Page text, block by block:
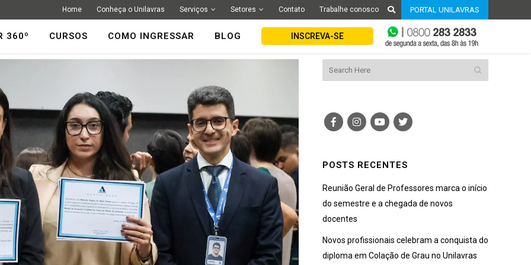
Home Conheça o Unilavras Serviços Setores Contato Trabalhe conosco PORTAL UNILAVRAS
INSCREVA-SE
360º CURSOS COMO INGRESSAR BLOG
POSTS RECENTES
Reunião Geral de Professores marca o início
do semestre e a chegada de novos
docentes
Novos profissionais celebram a conquista do
diploma em Colação de Grau no Unilavras